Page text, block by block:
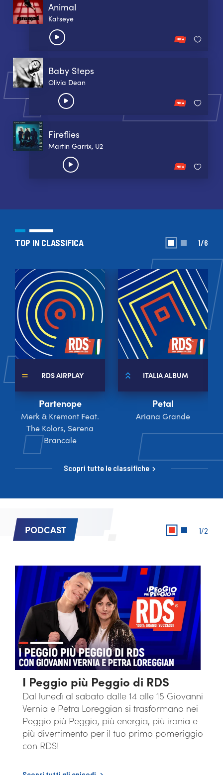
Animal
Katseye
Baby Steps
Olivia Dean
Fireflies
Martin Garrix, U2
TOP IN CLASSIFICA 1/6
RDS AIRPLAY
Partenope
Merk & Kremont Feat.
The Kolors, Serena
Brancale
ITALIA ALBUM
Petal
Ariana Grande
Scopri tutte le classifiche
PODCAST 1/2
I Peggio più Peggio di RDS
Dal lunedì al sabato dalle 14 alle 15 Giovanni
Vernia e Petra Loreggian si trasformano nei
Peggio più Peggio, più energia, più ironia e
più divertimento per il tuo primo pomeriggio
con RDS!